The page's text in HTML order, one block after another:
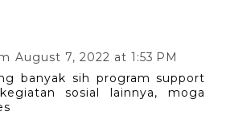
August 7, 2022 at 1:53 PM
banyak sih program support
sosial lainnya, moga